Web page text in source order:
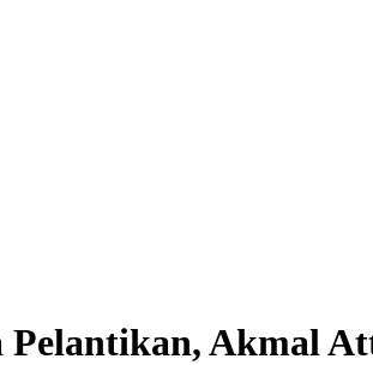
Pelantikan, Akmal